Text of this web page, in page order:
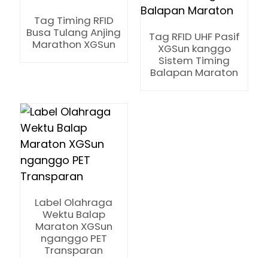
Tag Timing RFID
Busa Tulang Anjing
Marathon XGSun
Tag RFID UHF Pasif
XGSun kanggo
Sistem Timing
Balapan Maraton
Label Olahraga
Wektu Balap
Maraton XGSun
nganggo PET
Transparan